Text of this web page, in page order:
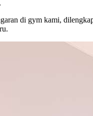
di gym kami,